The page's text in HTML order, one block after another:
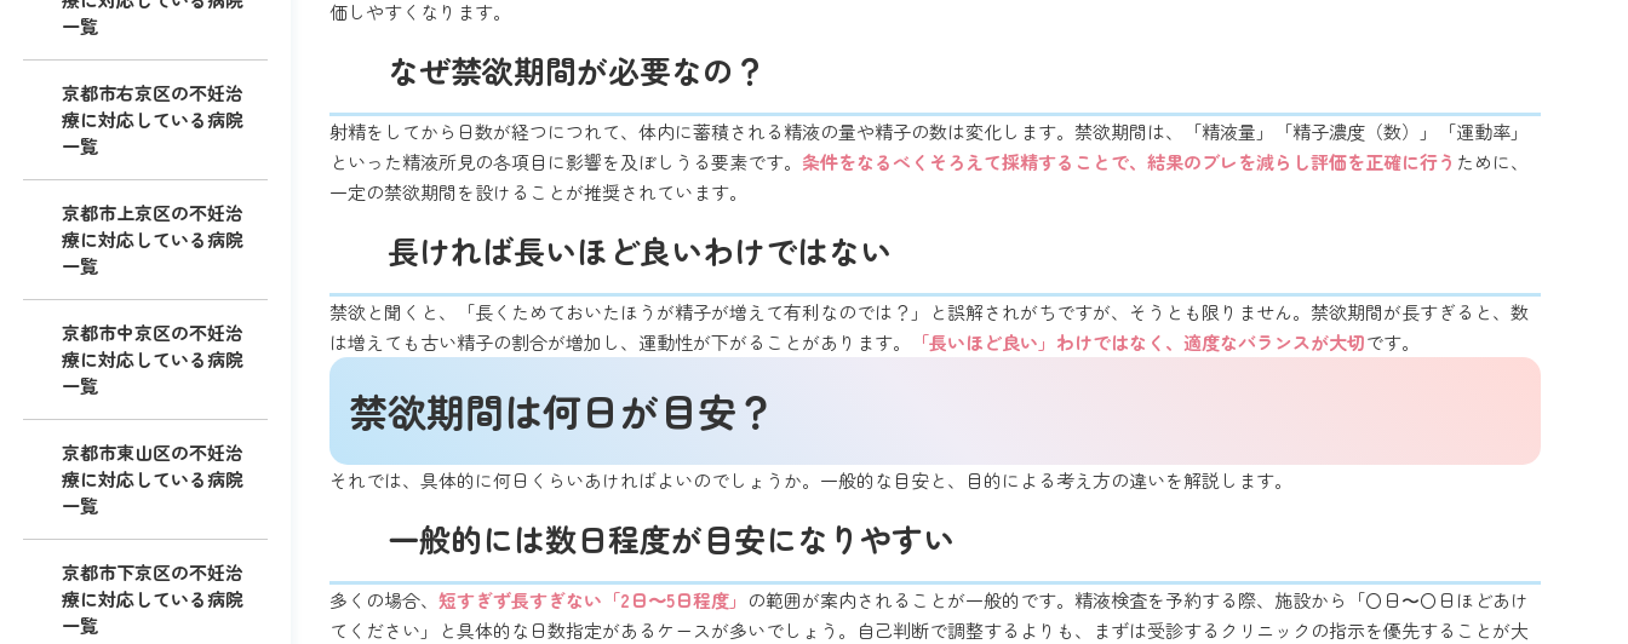
一覧
京都市右京区の不妊治
療に対応している病院
一覧
京都市上京区の不妊治
療に対応している病院
一覧
京都市中京区の不妊治
療に対応している病院
一覧
京都市東山区の不妊治
療に対応している病院
一覧
京都市下京区の不妊治
療に対応している病院
一覧
価しやすくなります。
なぜ禁欲期間が必要なの？
射精をしてから日数が経つにつれて、体内に蓄積される精液の量や精子の数は変化します。禁欲期間は、「精液量」「精子濃度（数）」「運動率」
といった精液所見の各項目に影響を及ぼしうる要素です。 条件をなるべくそろえて採精することで、結果のブレを減らし評価を正確に行う ために、
一定の禁欲期間を設けることが推奨されています。
長ければ長いほど良いわけではない
禁欲と聞くと、「長くためておいたほうが精子が増えて有利なのでは？」と誤解されがちですが、そうとも限りません。禁欲期間が長すぎると、数
は増えても古い精子の割合が増加し、運動性が下がることがあります。
「長いほど良い」わけではなく、適度なバランスが大切です。
禁欲期間は何日が目安？
それでは、具体的に何日くらいあければよいのでしょうか。一般的な目安と、目的による考え方の違いを解説します。
一般的には数日程度が目安になりやすい
多くの場合、 短すぎず長すぎない「2日〜5日程度」 の範囲が案内されることが一般的です。精液検査を予約する際、施設から「〇日〜〇日ほどあけ
てください」と具体的な日数指定があるケースが多いでしょう。自己判断で調整するよりも、まずは受診するクリニックの指示を優先することが大